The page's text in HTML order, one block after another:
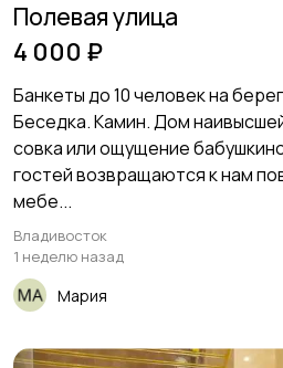
Полевая улица
4 000 ₽
Банкеты до 10 человек на
Беседка. Камин. Дом
совка или ощущение
гостей возвращаются к нам
мебе...
Владивосток
1 неделю назад
Мария